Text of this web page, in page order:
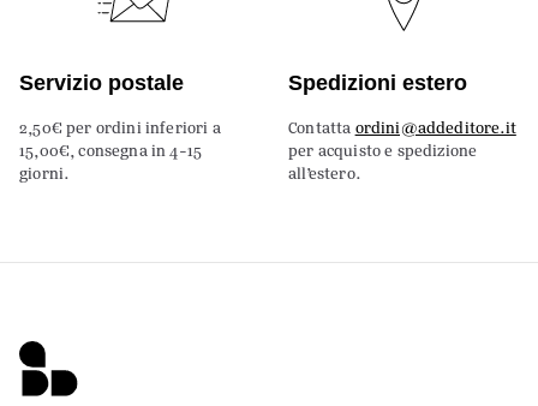
Servizio postale
2,50€ per ordini inferiori a
15,00€, consegna in 4-15
giorni.
Spedizioni estero
Contatta ordini@addeditore.it
per acquisto e spedizione
all’estero.